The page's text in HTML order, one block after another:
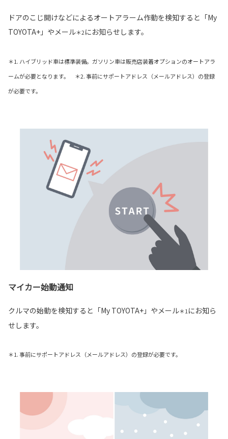
ドアのこじ開けなどによるオートアラーム作動を検知すると「My
TOYOTA+」やメール＊2にお知らせします。
＊1. ハイブリッド車は標準装備。ガソリン車は販売店装着オプションのオートアラ
ームが必要となります。 ＊2. 事前にサポートアドレス（メールアドレス）の登録
が必要です。
マイカー始動通知
クルマの始動を検知すると「My TOYOTA+」やメール＊1にお知ら
せします。
＊1. 事前にサポートアドレス（メールアドレス）の登録が必要です。